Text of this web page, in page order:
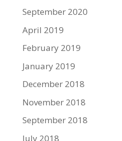
September 2020
April 2019
February 2019
January 2019
December 2018
November 2018
September 2018
July 2018